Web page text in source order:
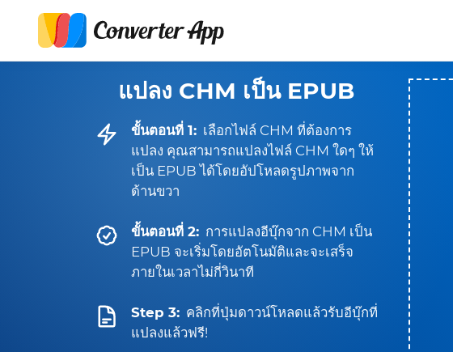
แปลง CHM เป็น EPUB
ขั้นตอนที่ 1: เลือกไฟล์ CHM ที่ต้องการ
แปลง คุณสามารถแปลงไฟล์ CHM ใดๆ ให้
เป็น EPUB ได้โดยอัปโหลดรูปภาพจาก
ด้านขวา
ขั้นตอนที่ 2: การแปลงอีบุ๊กจาก CHM เป็น
EPUB จะเริ่มโดยอัตโนมัติและจะเสร็จ
ภายในเวลาไม่กี่วินาที
Step 3: คลิกที่ปุ่มดาวน์โหลดแล้วรับอีบุ๊กที่
แปลงแล้วฟรี!